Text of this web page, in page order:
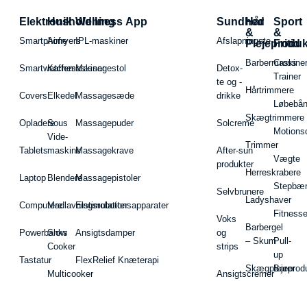
Elektronik
Smartphone
Smartwatches
Covers
Opladere
Tablets
Laptop
Computere
Powerbanks
Tastatur
Husholdning
Airfryers
Kaffemaskiner
Elkedel
Sous
Vide-
maskine
Blendere
Madlavningsrobotter
Slow
Cooker
Multicooker
Wellness App
IPL-maskiner
Massagestol
Massagesæde
Massagepuder
Massagekrave
Massagepistoler
Elstimulationsapparater
Ansigtsdamper
FlexRelief Knæterapi
Sundhed
Afslapningste
Detox-
te og -
drikke
Solcreme
After-sun
produkter
Selvbrunere
Voks
og
strips
Ansigtscremer
Hår
&
Hårtrimmere
Skægtrimmere
Trimmer
Herreskrabere
Ladyshaver
Barbergel
– Skum
Sport
&
Fritid
Cross
Trainer
Vægte
Pull-
up
Barer